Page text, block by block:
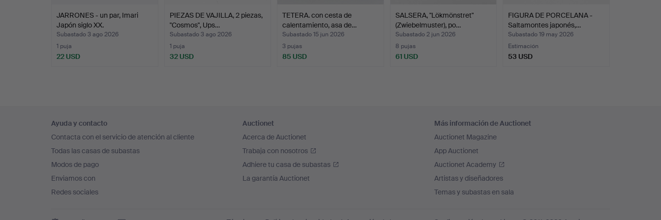
JARRONES - un par, Imari
Japón siglo XX.
Subastado 3 ago 2026
1 puja
22 USD
PIEZAS DE VAJILLA, 2 piezas,
"Cosmos", Ups…
Subastado 3 ago 2026
1 puja
32 USD
TETERA. con cesta de
calentamiento, asa de…
Subastado 15 jun 2026
3 pujas
85 USD
SALSERA, "Lökmönstret"
(Zwiebelmuster), po…
Subastado 2 jun 2026
8 pujas
61 USD
FIGURA DE PORCELANA -
Saltamontes japonés,…
Subastado 19 may 2026
Estimación
53 USD
en
el
pie
de
página
Ayuda y contacto
Contacta con el servicio de atención al cliente
Todas las casas de subastas
Modos de pago
Enviamos con
Redes sociales
Auctionet
Acerca de Auctionet
Trabaja con nosotros
Adhiere tu casa de subastas
La garantía Auctionet
Más información de Auctionet
Auctionet Magazine
App Auctionet
Auctionet Academy
Artistas y diseñadores
Temas y subastas en sala